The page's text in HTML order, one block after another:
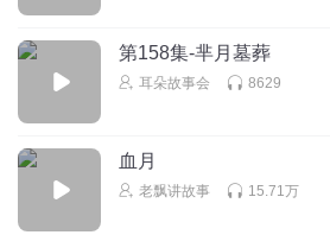
第158集-芈月墓葬
耳朵故事会 8629
血月
老飘讲故事 15.71万